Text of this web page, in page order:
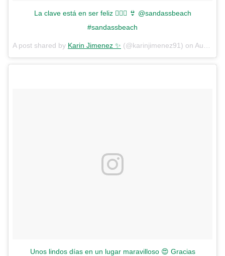
La clave está en ser feliz ✌🏼🦄 👙 @sandassbeach
#sandassbeach
A post shared by Karin Jimenez ✨ (@karinjimenez91) on Aug 28, 2018 at 4:25pm PDT
Unos lindos días en un lugar maravilloso 😍 Gracias